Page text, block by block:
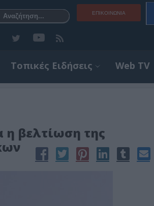
ΕΠΙΚΟΙΝΩΝΊΑ
Τοπικές Ειδήσεις Web TV
η βελτίωση της